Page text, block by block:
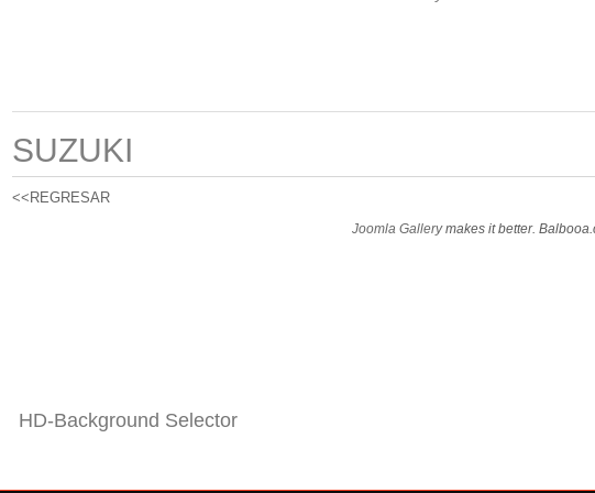
SUZUKI
<<REGRESAR
Joomla Gallerymakes it better.
HD-Background Selector